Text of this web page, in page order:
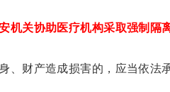
关协助医疗机构采取强制隔
财产造成损害的，应当依法